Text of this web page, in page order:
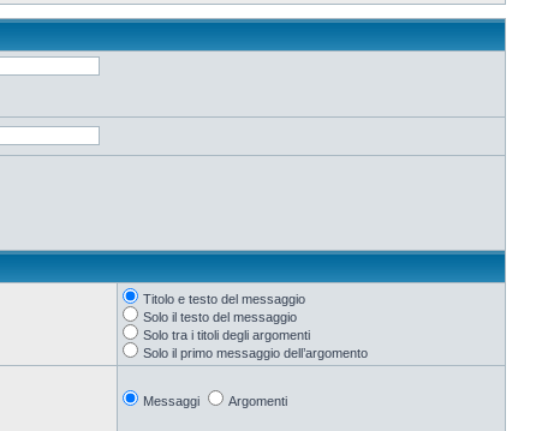
Titolo e testo del messaggio
Solo il testo del messaggio
Solo tra i titoli degli argomenti
Solo il primo messaggio dell’argomento
Messaggi Argomenti